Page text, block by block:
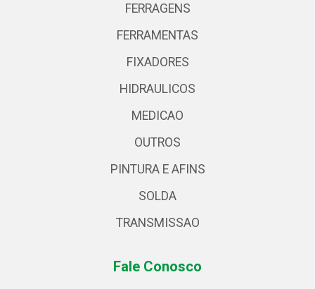
FERRAGENS
FERRAMENTAS
FIXADORES
HIDRAULICOS
MEDICAO
OUTROS
PINTURA E AFINS
SOLDA
TRANSMISSAO
Fale Conosco